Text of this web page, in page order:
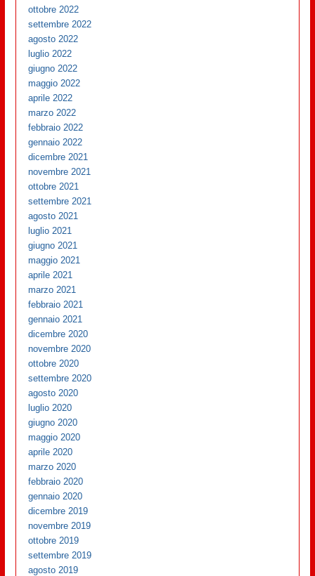
ottobre 2022
settembre 2022
agosto 2022
luglio 2022
giugno 2022
maggio 2022
aprile 2022
marzo 2022
febbraio 2022
gennaio 2022
dicembre 2021
novembre 2021
ottobre 2021
settembre 2021
agosto 2021
luglio 2021
giugno 2021
maggio 2021
aprile 2021
marzo 2021
febbraio 2021
gennaio 2021
dicembre 2020
novembre 2020
ottobre 2020
settembre 2020
agosto 2020
luglio 2020
giugno 2020
maggio 2020
aprile 2020
marzo 2020
febbraio 2020
gennaio 2020
dicembre 2019
novembre 2019
ottobre 2019
settembre 2019
agosto 2019